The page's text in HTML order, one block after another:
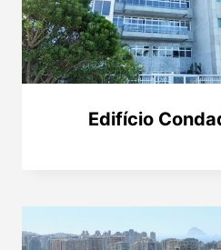
Edifício